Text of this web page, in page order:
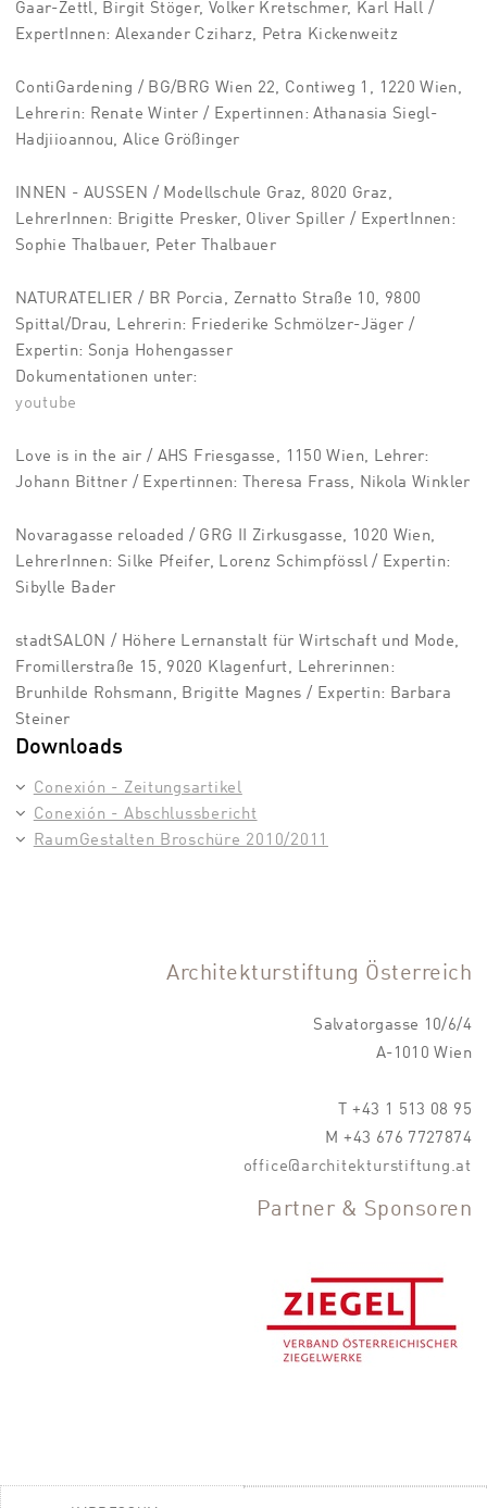
Gaar-Zettl, Birgit Stöger, Volker Kretschmer, Karl Hall /
ExpertInnen: Alexander Cziharz, Petra Kickenweitz
ContiGardening / BG/BRG Wien 22, Contiweg 1, 1220 Wien,
Lehrerin: Renate Winter / Expertinnen: Athanasia Siegl-
Hadjiioannou, Alice Größinger
INNEN - AUSSEN / Modellschule Graz, 8020 Graz,
LehrerInnen: Brigitte Presker, Oliver Spiller / ExpertInnen:
Sophie Thalbauer, Peter Thalbauer
NATURATELIER / BR Porcia, Zernatto Straße 10, 9800
Spittal/Drau, Lehrerin: Friederike Schmölzer-Jäger /
Expertin: Sonja Hohengasser
Dokumentationen unter:
youtube
Love is in the air / AHS Friesgasse, 1150 Wien, Lehrer:
Johann Bittner / Expertinnen: Theresa Frass, Nikola Winkler
Novaragasse reloaded / GRG II Zirkusgasse, 1020 Wien,
LehrerInnen: Silke Pfeifer, Lorenz Schimpfössl / Expertin:
Sibylle Bader
stadtSALON / Höhere Lernanstalt für Wirtschaft und Mode,
Fromillerstraße 15, 9020 Klagenfurt, Lehrerinnen:
Brunhilde Rohsmann, Brigitte Magnes / Expertin: Barbara
Steiner
Downloads
Conexión - Zeitungsartikel
Conexión - Abschlussbericht
RaumGestalten Broschüre 2010/2011
Architekturstiftung Österreich
Salvatorgasse 10/6/4
A-1010 Wien
T +43 1 513 08 95
M +43 676 7727874
office@architekturstiftung.at
Partner & Sponsoren